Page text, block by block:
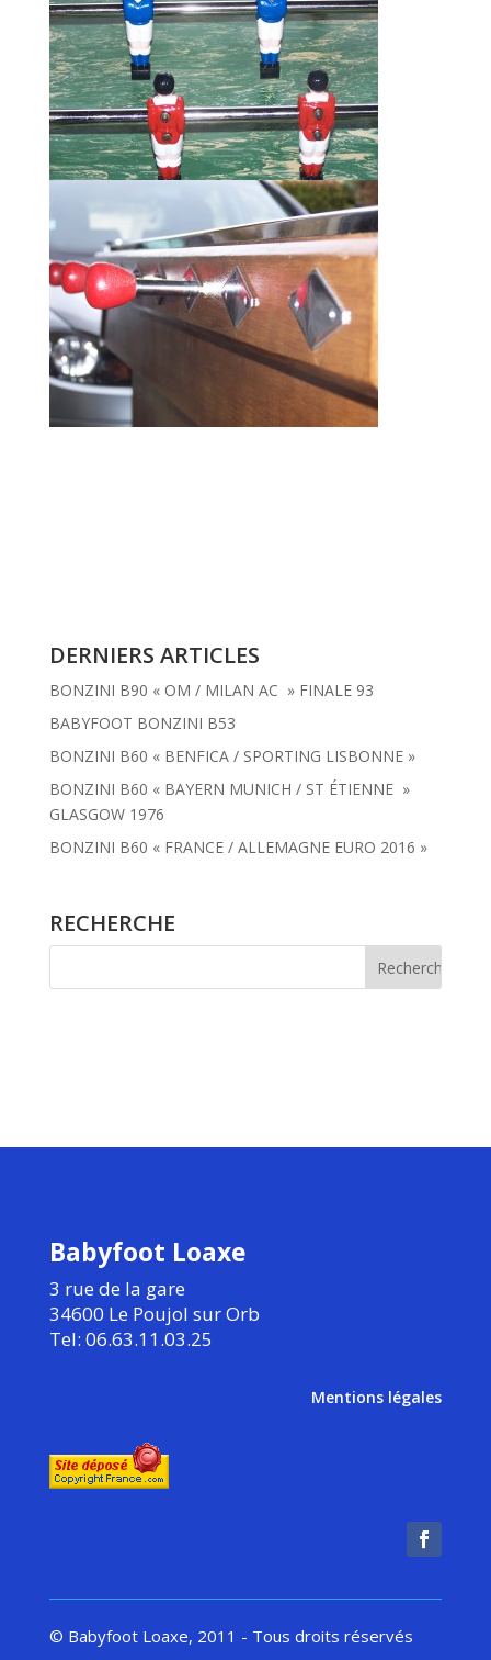
DERNIERS ARTICLES
BONZINI B90 « OM / MILAN AC » FINALE 93
BABYFOOT BONZINI B53
BONZINI B60 « BENFICA / SPORTING LISBONNE »
BONZINI B60 « BAYERN MUNICH / ST ÉTIENNE »
GLASGOW 1976
BONZINI B60 « FRANCE / ALLEMAGNE EURO 2016 »
RECHERCHE
Babyfoot Loaxe
3 rue de la gare
34600 Le Poujol sur Orb
Tel: 06.63.11.03.25
Mentions légales
© Babyfoot Loaxe, 2011 - Tous droits réservés